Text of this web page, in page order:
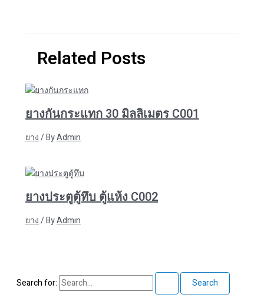
Related Posts
ยางกันกระแทก 30 มิลลิเมตร C001
ยาง/ ByAdmin
ยางประตูตู้ทึบ ตู้แห้ง C002
ยาง/ ByAdmin
Search for: